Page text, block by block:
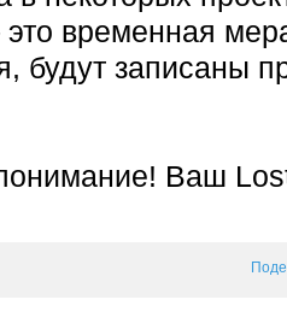
временная
будут записаны
Ваш